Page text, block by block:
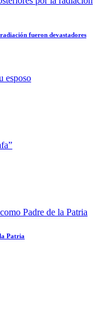
fueron devastadores
Patria